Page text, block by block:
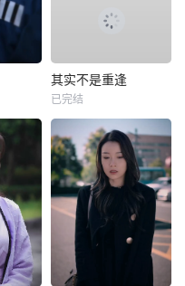
其实不是重逢
已完结